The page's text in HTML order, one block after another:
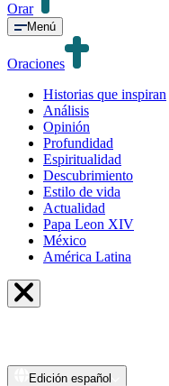
Orar
Menú
Oraciones
Historias que inspiran
Análisis
Opinión
Profundidad
Espiritualidad
Descubrimiento
Estilo de vida
Actualidad
Papa Leon XIV
México
América Latina
Edición español